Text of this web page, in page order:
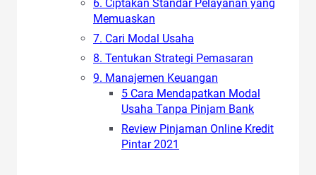
6. Ciptakan Standar Pelayanan yang
Memuaskan
7. Cari Modal Usaha
8. Tentukan Strategi Pemasaran
9. Manajemen Keuangan
5 Cara Mendapatkan Modal
Usaha Tanpa Pinjam Bank
Review Pinjaman Online Kredit
Pintar 2021